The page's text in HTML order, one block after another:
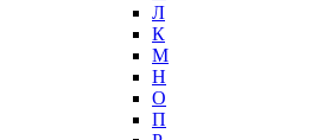
Л
К
М
Н
О
П